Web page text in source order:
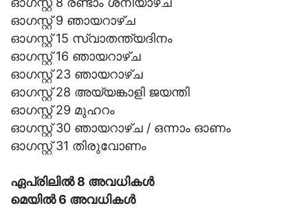
ഓഗസ്റ്റ് 9 ഞായറാഴ്ച
ഓഗസ്റ്റ് 15 സ്വാതന്ത്യദിനം
ഓഗസ്റ്റ് 16 ഞായറാഴ്ച
ഓഗസ്റ്റ് 23 ഞായറാഴ്ച
ഓഗസ്റ്റ് 28 അയ്യങ്കാളി ജയന്തി
ഓഗസ്റ്റ് 29 മുഹറം
ഓഗസ്റ്റ് 30 ഞായറാഴ്ച / ഒന്നാം ഓണം
ഓഗസ്റ്റ് 31 തിരുവോണം
ഏപ്രിലില്‍ 8 അവധികള്‍
മെയില്‍ 6 അവധികള്‍